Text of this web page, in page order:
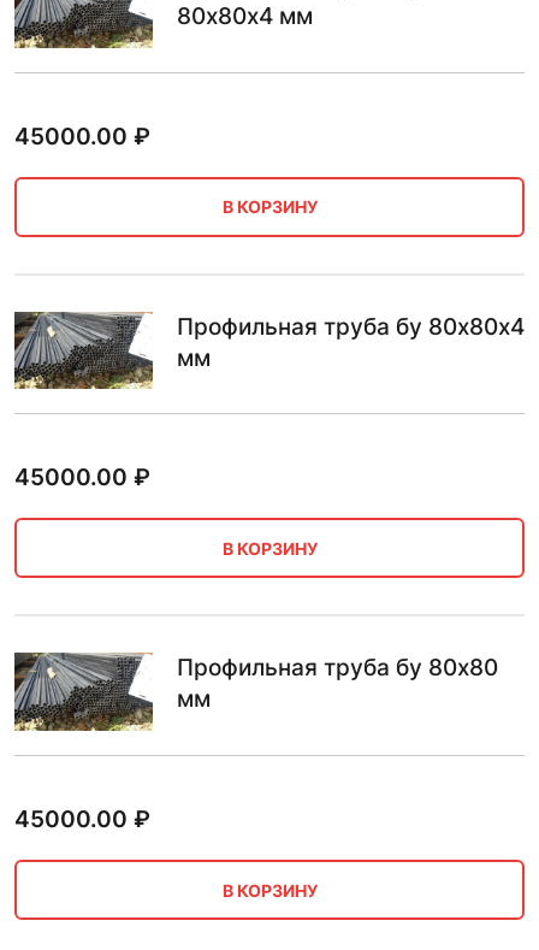
80х80х4 мм
45000.00 ₽
В КОРЗИНУ
Профильная труба бу 80х80х4
мм
45000.00 ₽
В КОРЗИНУ
Профильная труба бу 80х80
мм
45000.00 ₽
В КОРЗИНУ